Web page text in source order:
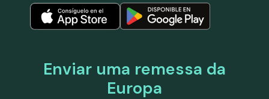
Enviar uma remessa da
Europa